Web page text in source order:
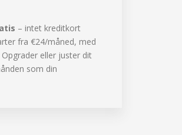
– intet kreditkort
fra €24/måned, med
eller juster dit
som din